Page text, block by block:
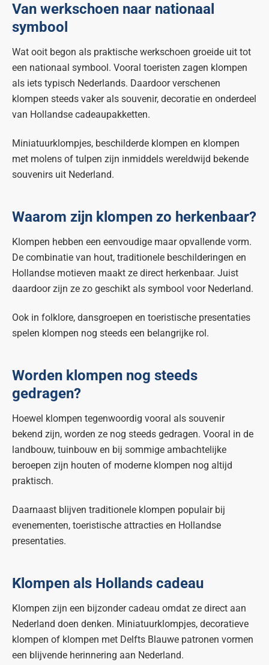
Van werkschoen naar nationaal
symbool
Wat ooit begon als praktische werkschoen groeide uit tot
een nationaal symbool. Vooral toeristen zagen klompen
als iets typisch Nederlands. Daardoor verschenen
klompen steeds vaker als souvenir, decoratie en onderdeel
van Hollandse cadeaupakketten.
Miniatuurklompjes, beschilderde klompen en klompen
met molens of tulpen zijn inmiddels wereldwijd bekende
souvenirs uit Nederland.
Waarom zijn klompen zo herkenbaar?
Klompen hebben een eenvoudige maar opvallende vorm.
De combinatie van hout, traditionele beschilderingen en
Hollandse motieven maakt ze direct herkenbaar. Juist
daardoor zijn ze zo geschikt als symbool voor Nederland.
Ook in folklore, dansgroepen en toeristische presentaties
spelen klompen nog steeds een belangrijke rol.
Worden klompen nog steeds
gedragen?
Hoewel klompen tegenwoordig vooral als souvenir
bekend zijn, worden ze nog steeds gedragen. Vooral in de
landbouw, tuinbouw en bij sommige ambachtelijke
beroepen zijn houten of moderne klompen nog altijd
praktisch.
Daarnaast blijven traditionele klompen populair bij
evenementen, toeristische attracties en Hollandse
presentaties.
Klompen als Hollands cadeau
Klompen zijn een bijzonder cadeau omdat ze direct aan
Nederland doen denken. Miniatuurklompjes, decoratieve
klompen of klompen met Delfts Blauwe patronen vormen
een blijvende herinnering aan Nederland.